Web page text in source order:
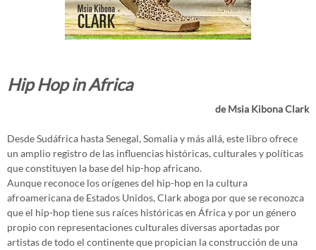
Hip Hop in Africa
de Msia Kibona Clark
Desde Sudáfrica hasta Senegal, Somalia y más allá, este libro ofrece
un amplio registro de las influencias históricas, culturales y políticas
que constituyen la base del hip-hop africano.
Aunque reconoce los orígenes del hip-hop en la cultura
afroamericana de Estados Unidos, Clark aboga por que se reconozca
que el hip-hop tiene sus raíces históricas en África y por un género
propio con representaciones culturales diversas aportadas por
artistas de todo el continente que propician la construcción de una